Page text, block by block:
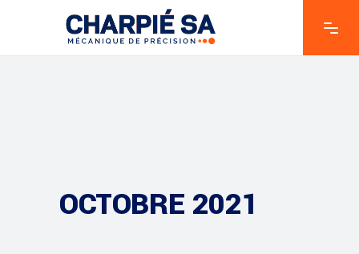
OCTOBRE 2021